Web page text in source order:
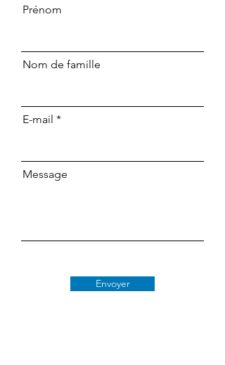
Prénom
Nom de famille
E-mail
Message
Envoyer